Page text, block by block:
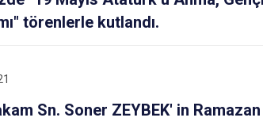
törenlerle kutlandı.
Sn. Soner ZEYBEK' in Ramazan